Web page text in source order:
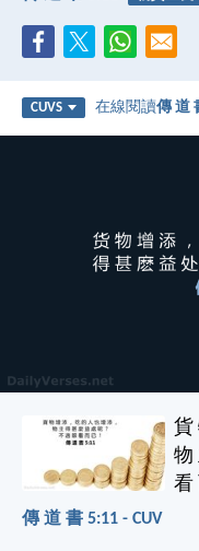
CUVS 在線閱讀傳 道
貨
物
看
傳 道 書 5:11 - CUV